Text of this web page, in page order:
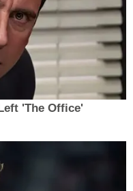
'The Office'